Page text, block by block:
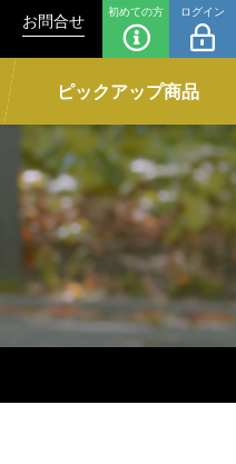
お問合せ 初めての方 ログイン
ピックアップ商品